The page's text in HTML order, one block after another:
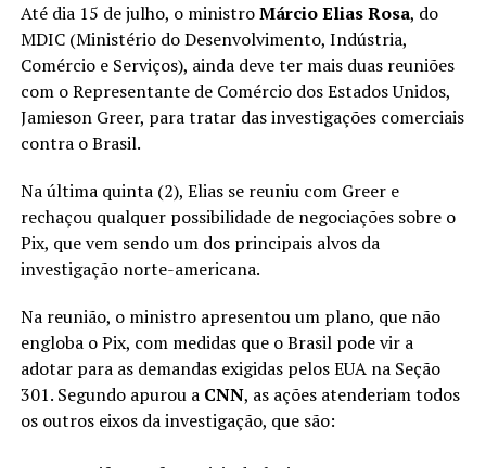
Até dia 15 de julho, o ministroMárcio Elias Rosa, do
MDIC (Ministério do Desenvolvimento, Indústria,
Comércio e Serviços), ainda deve ter mais duas reuniões
com o Representante de Comércio dos Estados Unidos,
Jamieson Greer, para tratar das investigações comerciais
contra o Brasil.
Na última quinta (2), Elias se reuniu com Greer e
rechaçou qualquer possibilidade de negociações sobre o
Pix, que vem sendo um dos principais alvos da
investigação norte-americana.
Na reunião, o ministro apresentou um plano, que não
engloba o Pix, com medidas que o Brasil pode vir a
adotar para as demandas exigidas pelos EUA na Seção
301. Segundo apurou a CNN, as ações atenderiam todos
os outros eixos da investigação, que são: